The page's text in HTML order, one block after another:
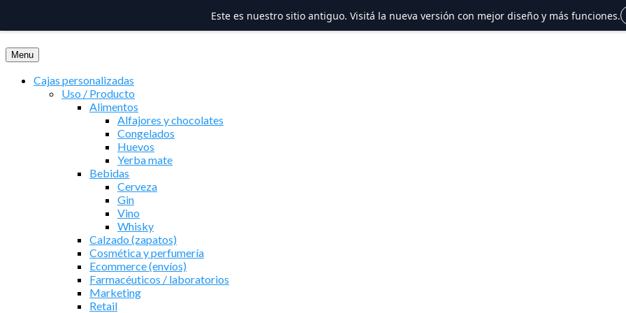
al
contenido
Menu
Cajas personalizadas
Uso / Producto
Alimentos
Alfajores y chocolates
Congelados
Huevos
Yerba mate
Bebidas
Cerveza
Gin
Vino
Whisky
Calzado (zapatos)
Cosmética y perfumería
Ecommerce (envíos)
Farmacéuticos / laboratorios
Marketing
Retail
Este es nuestro sitio antiguo. Visitá la nueva versión con mejor diseño y más funciones.